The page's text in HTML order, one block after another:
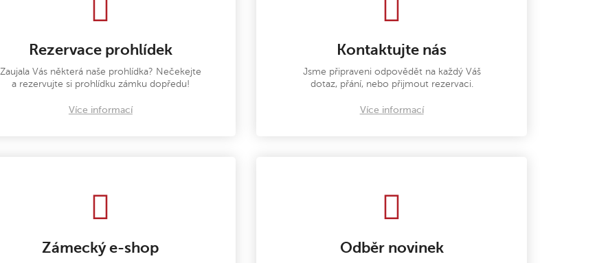
Rezervace prohlídek
Zaujala Vás některá naše prohlídka? Nečekejte
a rezervujte si prohlídku zámku dopředu!
Více informací
Kontaktujte nás
Jsme připraveni odpovědět na každý Váš
dotaz, přání, nebo přijmout rezervaci.
Více informací
Zámecký e-shop Odběr novinek